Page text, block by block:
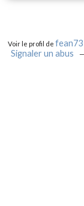
Voir le profil defean73
Signaler un abus